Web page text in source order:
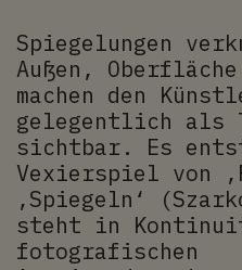
Spiegelungen
Außen,
machen den
gelegentlich als
sichtbar. Es
Vexierspiel von
‚Spiegeln‘
steht in
fotografischen